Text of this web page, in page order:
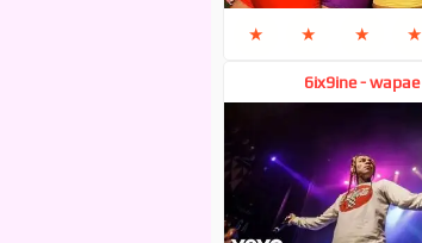
★ ★ ★ ★
6ix9ine - wapae